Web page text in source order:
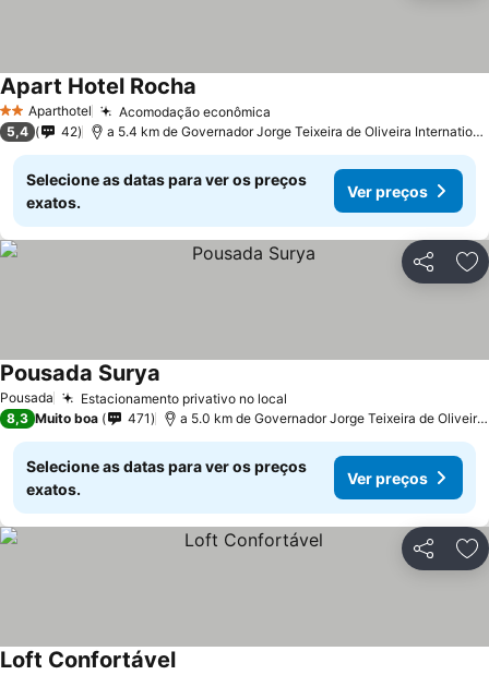
2 EstrelasAparthotel Acomodação econômica
Apart Hotel Rocha
5,4 42 a 5.4 km de Governador Jorge Teixeira de Oliveira
Selecione as datas para ver os preços
exatos.
Ver preços
Partilhar
Pousada Estacionamento privativo no local
Pousada Surya
8,3 Muito boa 471 a 5.0 km de Governador Jorge Teixeira de
Selecione as datas para ver os preços
exatos.
Ver preços
Partilhar
Loft Confortável